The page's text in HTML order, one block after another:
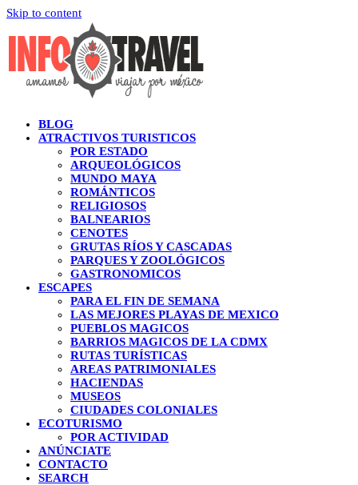
Skip to content
BLOG
ATRACTIVOS TURISTICOS
POR ESTADO
ARQUEOLÓGICOS
MUNDO MAYA
ROMÁNTICOS
RELIGIOSOS
BALNEARIOS
CENOTES
GRUTAS RÍOS Y CASCADAS
PARQUES Y ZOOLÓGICOS
GASTRONOMICOS
ESCAPES
PARA EL FIN DE SEMANA
LAS MEJORES PLAYAS DE MEXICO
PUEBLOS MAGICOS
BARRIOS MAGICOS DE LA CDMX
RUTAS TURÍSTICAS
AREAS PATRIMONIALES
HACIENDAS
MUSEOS
CIUDADES COLONIALES
ECOTURISMO
POR ACTIVIDAD
ANÚNCIATE
CONTACTO
SEARCH